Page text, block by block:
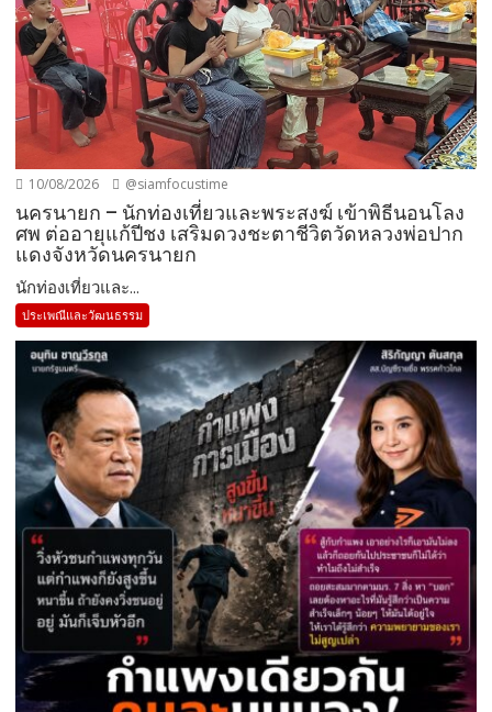
10/08/2026 @siamfocustime
นครนายก – นักท่องเที่ยวและพระสงฆ์ เข้าพิธีนอนโลง
ศพ ต่ออายุแก้ปีชง เสริมดวงชะตาชีวิตวัดหลวงพ่อปาก
แดงจังหวัดนครนายก
นักท่องเที่ยวและ...
ประเพณีและวัฒนธรรม